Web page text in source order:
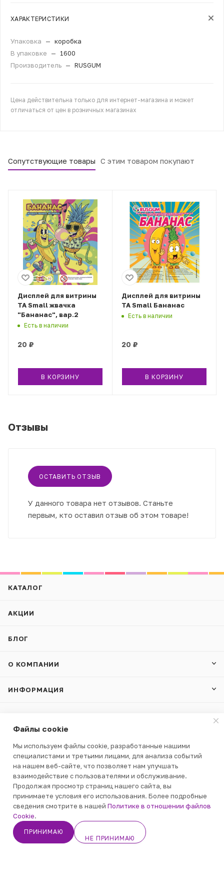
В КОРЗИНУ
ХАРАКТЕРИСТИКИ
Упаковка — коробка
В упаковке
—
1600
Производитель — RUSGUM
Цена действительна только для интернет-магазина и может
отличаться от цен в розничных магазинах
Сопутствующие товары С этим товаром покупают
Дисплей для витрины
ТА Small жвачка
"Бананас", вар.2
Есть в наличии
20 ₽
В КОРЗИНУ
Дисплей для витрины
ТА Small Бананас
Есть в наличии
20 ₽
В КОРЗИНУ
Отзывы
ОСТАВИТЬ ОТЗЫВ
У данного товара нет отзывов. Станьте
первым, кто оставил отзыв об этом товаре!
КАТАЛОГ
АКЦИИ
БЛОГ
О КОМПАНИИ
ИНФОРМАЦИЯ
8 800 250 3805
По общим вопросам -
office@gumballs.ru
Оформить заказ - zakaz@gumballs.ru
г. Москва, Проезд Ильменский, д.5,
офис 201, этаж 2
Файлы cookie
Мы используем файлы cookie, разработанные нашими
специалистами и третьими лицами, для анализа событий
на нашем веб-сайте, что позволяет нам улучшать
взаимодействие с пользователями и обслуживание.
Продолжая просмотр страниц нашего сайта, вы
принимаете условия его использования. Более подробные
сведения смотрите в нашей Политике в отношении файлов
Cookie.
ПРИНИМАЮ
НЕ ПРИНИМАЮ
Кабинет
Корзина Избранные Каталог